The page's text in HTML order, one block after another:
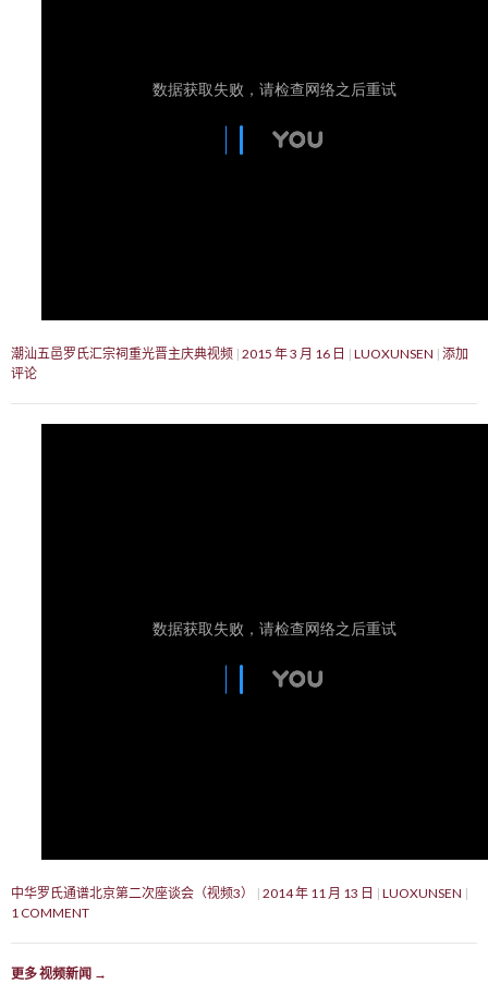
潮汕五邑罗氏汇宗祠重光晋主庆典视频 2015 年 3 月 16 日 LUOXUNSEN 添加
评论
中华罗氏通谱北京第二次座谈会（视频3） 2014 年 11 月 13 日
LUOXUNSEN
1 COMMENT
更多 视频新闻 →